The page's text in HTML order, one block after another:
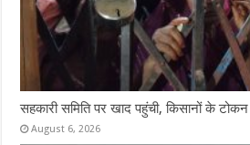
सहकारी समिति पर खाद पहुंची, किसानों के
August 6, 2026